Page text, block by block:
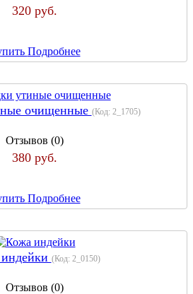
320 руб.
Подробнее
очищенные (Код: 2_1705)
Отзывов (0)
380 руб.
Подробнее
(Код: 2_0150)
Отзывов (0)